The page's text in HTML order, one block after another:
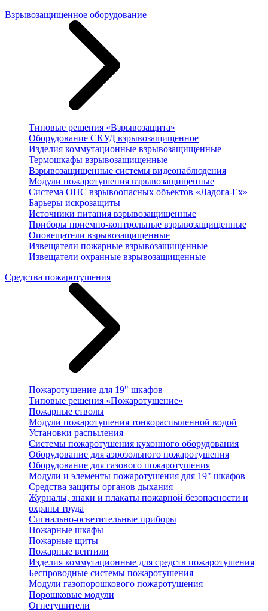
Взрывозащищенное оборудование
Типовые решения «Взрывозащита»
Оборудование СКУД взрывозащищенное
Изделия коммутационные взрывозащищенные
Термошкафы взрывозащищенные
Взрывозащищенные системы видеонаблюдения
Модули пожаротушения взрывозащищенные
Система ОПС взрывоопасных объектов «Ладога-Ex»
Барьеры искрозащиты
Источники питания взрывозащищенные
Приборы приемно-контрольные взрывозащищенные
Оповещатели взрывозащищенные
Извещатели пожарные взрывозащищенные
Извещатели охранные взрывозащищенные
Средства пожаротушения
Пожаротушение для 19" шкафов
Типовые решения «Пожаротушение»
Пожарные стволы
Модули пожаротушения тонкораспыленной водой
Установки распыления
Системы пожаротушения кухонного оборудования
Оборудование для аэрозольного пожаротушения
Оборудование для газового пожаротушения
Модули и элементы пожаротушения для 19" шкафов
Средства защиты органов дыхания
Журналы, знаки и плакаты пожарной безопасности и
охраны труда
Сигнально-осветительные приборы
Пожарные шкафы
Пожарные щиты
Пожарные вентили
Изделия коммутационные для средств пожаротушения
Беспроводные системы пожаротушения
Модули газопорошкового пожаротушения
Порошковые модули
Огнетушители